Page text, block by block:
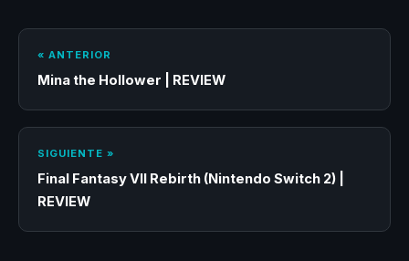
« ANTERIOR
Mina the Hollower | REVIEW
SIGUIENTE »
Final Fantasy VII Rebirth (Nintendo Switch 2) |
REVIEW